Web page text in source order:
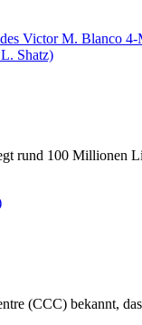
100 Millionen
(CCC) bekannt,